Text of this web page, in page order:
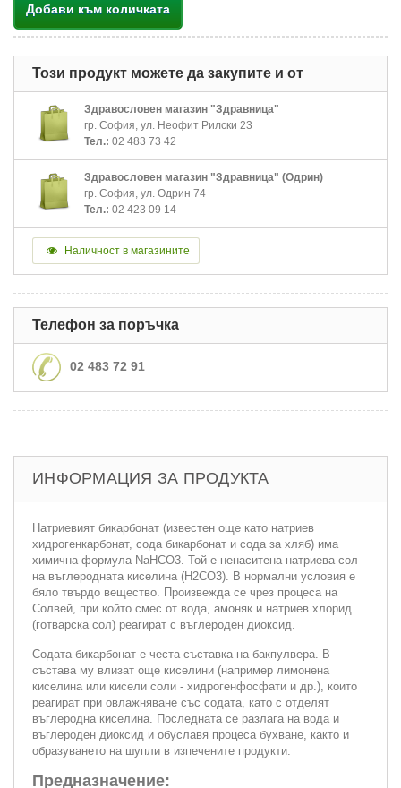
Добави към количката
Този продукт можете да закупите и от
Здравословен магазин "Здравница"
гр. София, ул. Неофит Рилски 23
Тел.: 02 483 73 42
Здравословен магазин "Здравница" (Одрин)
гр. София, ул. Одрин 74
Тел.: 02 423 09 14
Наличност в магазините
Телефон за поръчка
02 483 72 91
ИНФОРМАЦИЯ ЗА ПРОДУКТА
Натриевият бикарбонат (известен още като натриев
хидрогенкарбонат, сода бикарбонат и сода за хляб) има
химична формула NaHCO3. Той е ненаситена натриева сол
на въглеродната киселина (H2CO3). В нормални условия е
бяло твърдо вещество. Произвежда се чрез процеса на
Солвей, при който смес от вода, амоняк и натриев хлорид
(готварска сол) реагират с въглероден диоксид.
Содата бикарбонат е честа съставка на бакпулвера. В
състава му влизат още киселини (например лимонена
киселина или кисели соли - хидрогенфосфати и др.), които
реагират при овлажняване със содата, като с отделят
въглеродна киселина. Последната се разлага на вода и
въглероден диоксид и обуславя процеса бухване, както и
образуването на шупли в изпечените продукти.
Предназначение: